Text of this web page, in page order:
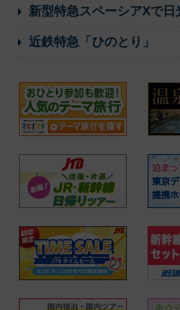
新型特急スペーシアXで日
近鉄特急「ひのとり」